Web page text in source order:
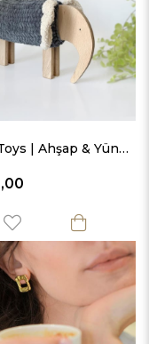
Yabu Toys | Ahşap & Yün Karışımı Oyuncak Fil